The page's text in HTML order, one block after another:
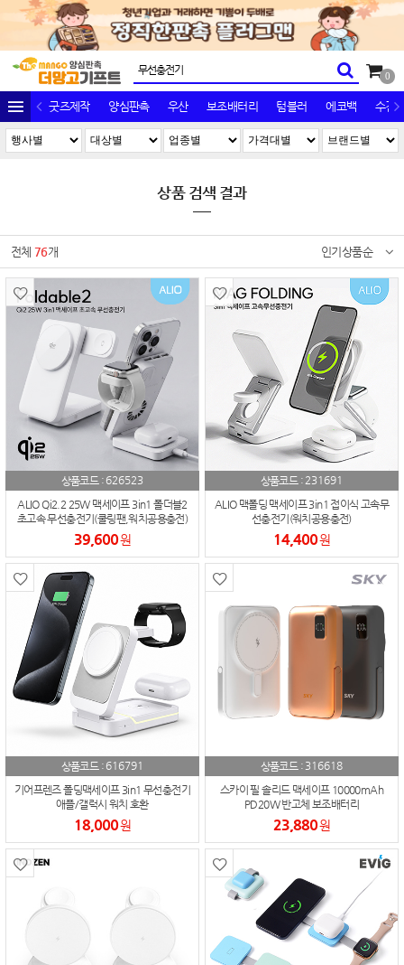
0
굿즈제작 양심판촉 우산 보조배터리 텀블러 에코백 수건/
상품 검색 결과
전체76개 인기상품순
상품코드 : 626523
ALIO Qi2.2 25W 맥세이프 3in1 폴더블2
초고속 무선충전기(쿨링팬,워치공용충전)
39,600원
상품코드 :231691
ALIO 맥폴딩 맥세이프 3in1 접이식 고속무
선충전기(워치공용충전)
14,400원
상품코드 : 616791
기어프렌즈 폴딩맥세이프 3in1 무선충전기
애플/갤럭시 워치 호환
18,000원
상품코드 : 316618
스카이 필 솔리드 맥세이프 10000mAh
PD20W 반고체 보조배터리
23,880원